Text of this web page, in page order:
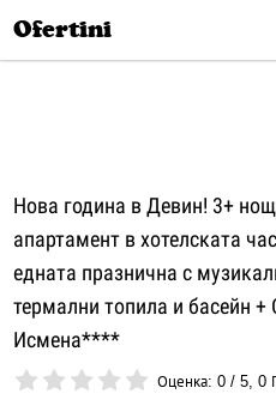
Ofertini
Нова година в Девин! 3+
апартамент в хотелската
едната празнична с
термални топила и басейн +
Исмена****
Оценка:0 /5,0